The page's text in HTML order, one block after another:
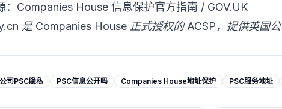
：Companies House 信息保护官方指南 / GOV.UK
是 Companies House 正式授权的 ACSP，提供英国公
司PSC隐私 PSC信息公开吗 Companies House地址保护 PSC服务地址